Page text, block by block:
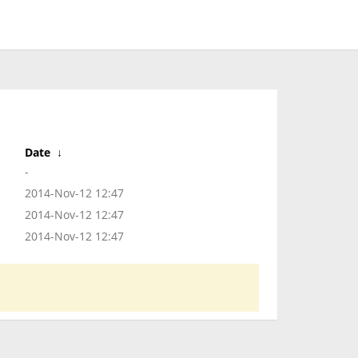
Date ↓
-
2014-Nov-12 12:47
2014-Nov-12 12:47
2014-Nov-12 12:47